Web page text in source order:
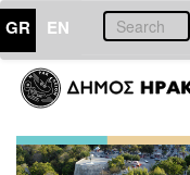
GR EN
ΕΠΙΚΑΙΡΟΤΗΤΑ
-
Δημοπρασίες